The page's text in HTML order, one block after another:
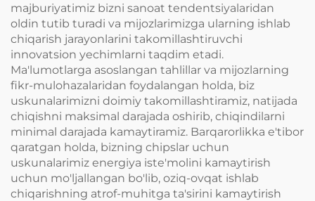
majburiyatimiz bizni sanoat tendentsiyalaridan
oldin tutib turadi va mijozlarimizga ularning ishlab
chiqarish jarayonlarini takomillashtiruvchi
innovatsion yechimlarni taqdim etadi.
Ma'lumotlarga asoslangan tahlillar va mijozlarning
fikr-mulohazalaridan foydalangan holda, biz
uskunalarimizni doimiy takomillashtiramiz, natijada
chiqishni maksimal darajada oshirib, chiqindilarni
minimal darajada kamaytiramiz. Barqarorlikka e'tibor
qaratgan holda, bizning chipslar uchun
uskunalarimiz energiya iste'molini kamaytirish
uchun mo'ljallangan bo'lib, oziq-ovqat ishlab
chiqarishning atrof-muhitga ta'sirini kamaytirish